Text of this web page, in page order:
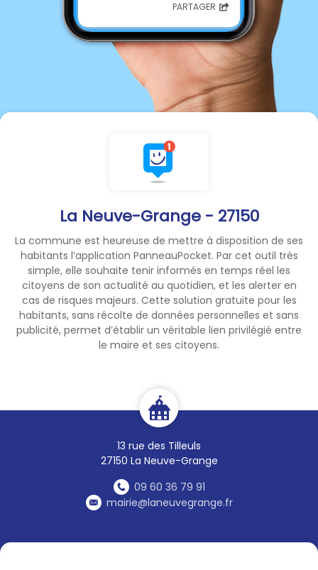
La Neuve-Grange - 27150
La commune est heureuse de mettre à disposition de ses
habitants l’application PanneauPocket. Par cet outil très
simple, elle souhaite tenir informés en temps réel les
citoyens de son actualité au quotidien, et les alerter en
cas de risques majeurs. Cette solution gratuite pour les
habitants, sans récolte de données personnelles et sans
publicité, permet d’établir un véritable lien privilégié entre
le maire et ses citoyens.
13 rue des Tilleuls
27150 La Neuve-Grange
09 60 36 79 91
mairie@laneuvegrange.fr
Dans la mesure du possible,
merci de reporter votre
venue si vous avez
uniquement du mobilier à
Le SyGOM vous remercie de
votre compréhension.
PARTAGER